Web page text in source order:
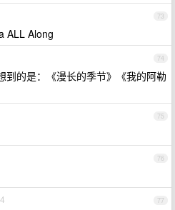
73
ALL Along
74
到的是：《漫长的季节》《我的阿勒
75
76
77